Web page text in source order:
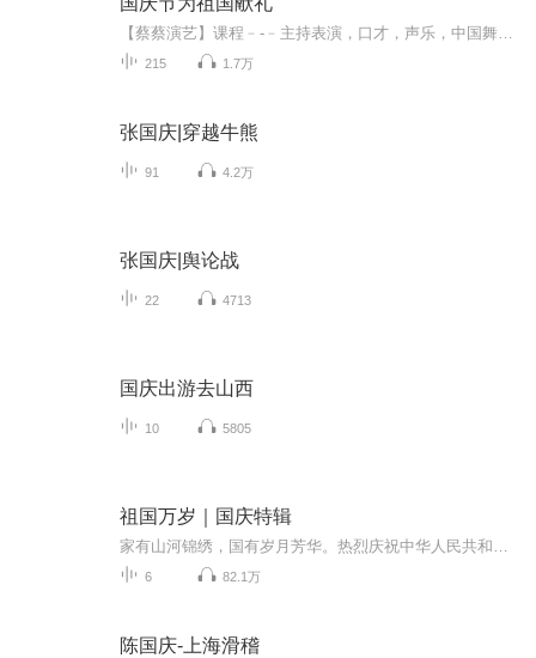
215 1.7万
张国庆|穿越牛熊
91 4.2万
张国庆|舆论战
22 4713
国庆出游去山西
10 5805
祖国万岁｜国庆特辑
6 82.1万
陈国庆-上海滑稽